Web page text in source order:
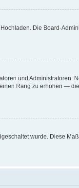
Die Board-
und Administratoren.
Rang zu erhöhen —
wurde. Diese